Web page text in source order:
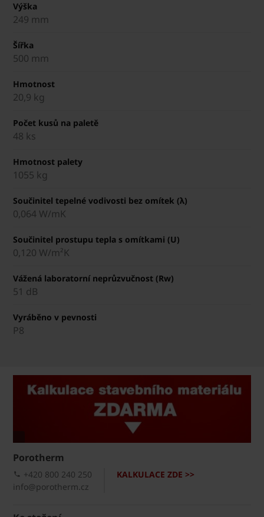
Výška
249 mm
Šířka
500 mm
Hmotnost
20,9 kg
Počet kusů na paletě
48 ks
Hmotnost palety
1055 kg
Součinitel tepelné vodivosti bez omítek (λ)
0,064 W/mK
Součinitel prostupu tepla s omítkami (U)
0,120 W/m²K
Vážená laboratorní neprůzvučnost (Rw)
51 dB
Vyráběno v pevnosti
P8
Porotherm
KALKULACE ZDE >>
+420 800 240 250
info@porotherm.cz